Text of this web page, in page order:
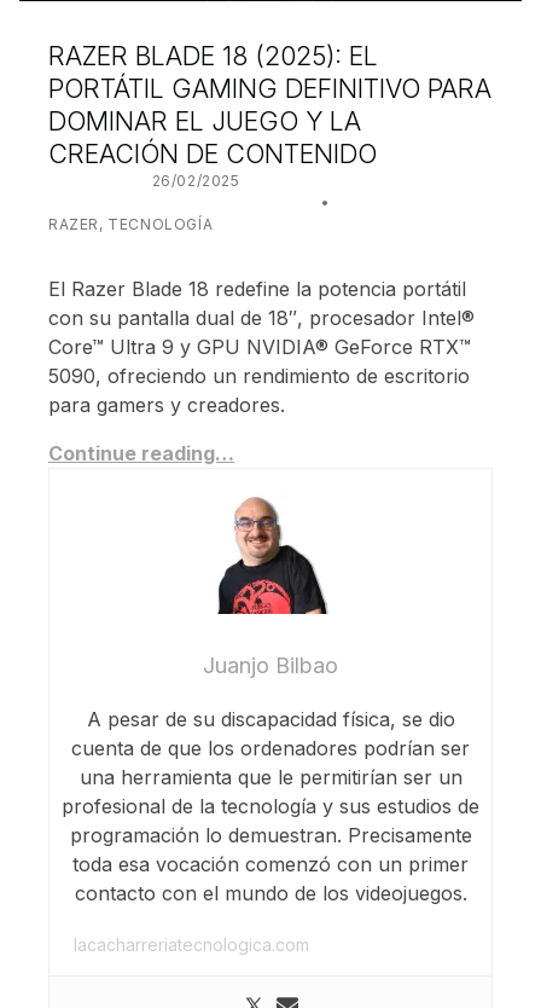
RAZER BLADE 18 (2025): EL
PORTÁTIL GAMING DEFINITIVO PARA
DOMINAR EL JUEGO Y LA
CREACIÓN DE CONTENIDO
26/02/2025
RAZER , TECNOLOGÍA
El Razer Blade 18 redefine la potencia portátil
con su pantalla dual de 18″, procesador Intel®
Core™ Ultra 9 y GPU NVIDIA® GeForce RTX™
5090, ofreciendo un rendimiento de escritorio
para gamers y creadores.
Continue reading…
Juanjo Bilbao
A pesar de su discapacidad física, se dio
cuenta de que los ordenadores podrían ser
una herramienta que le permitirían ser un
profesional de la tecnología y sus estudios de
programación lo demuestran. Precisamente
toda esa vocación comenzó con un primer
contacto con el mundo de los videojuegos.
lacacharreriatecnologica.com